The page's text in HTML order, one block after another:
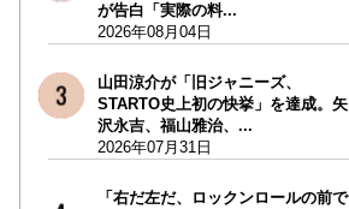
が告白「実際の料...
2026年08月04日
山田涼介が「旧ジャニーズ、
STARTO史上初の快挙」を達成。矢
沢永吉、福山雅治、...
2026年07月31日
「右だ左だ、ロックンロールの前で